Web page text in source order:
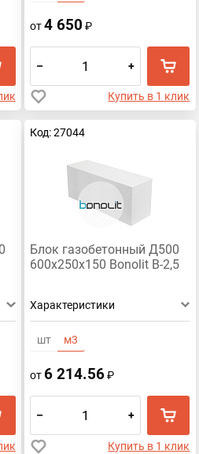
от4 650 ₽
– +
Купить в 1 клик
Код: 27044
Блок газобетонный Д500
600х250х150 Bonolit В-2,5
Характеристики
шт м3
от 6 214.56₽
– +
Купить в 1 клик